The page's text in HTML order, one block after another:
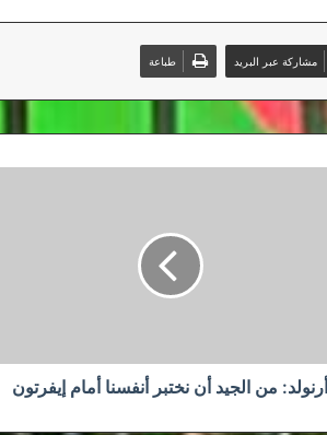
مشاركة عبر البريد طباعة
أرنولد: من الجيد أن نختبر أنفسنا أمام إيفرتون